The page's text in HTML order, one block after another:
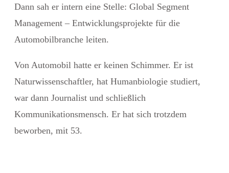
Dann sah er intern eine Stelle: Global Segment
Management – Entwicklungsprojekte für die
Automobilbranche leiten.
Von Automobil hatte er keinen Schimmer. Er ist
Naturwissenschaftler, hat Humanbiologie studiert,
war dann Journalist und schließlich
Kommunikationsmensch. Er hat sich trotzdem
beworben, mit 53.